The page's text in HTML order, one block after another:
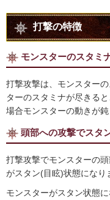
打撃の特徴
モンスターのスタミ
打撃攻撃は、モンスター
ターのスタミナが尽きる
場合モンスターの動きが鈍
頭部への攻撃でスタ
打撃攻撃でモンスターの
がスタン(目眩)状態になり
モンスターがスタン状態